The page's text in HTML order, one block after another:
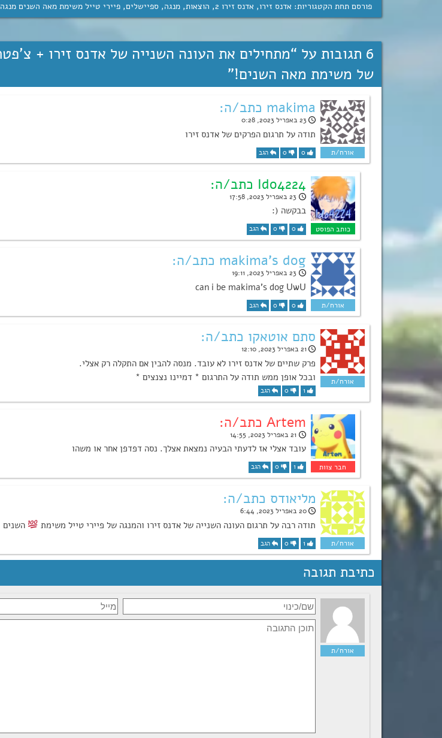
פורסם תחת הקטגוריות: אדנס זירו, אדנס זירו 2 , הוצאות,מנגה,ספיישלים,פיירי טייל משימת מאה השנים מנגה
6 תגובות על “
של משימת מאה השנים!”
makima כתב/ה:
23 באפריל 2023, 0:28
תודה על תרגום הפרקים של אדנס זירו
0
0 הגב
Ido4224 כתב/ה:
23 באפריל 2023, 17:58
בבקשה (:
0
0 הגב
makima's dog כתב/ה:
23 באפריל 2023, 19:11
can i be makima’s dog UwU
0
0 הגב
סתם אוטאקו כתב/ה:
21 באפריל 2023, 12:10
פרק שתיים של אדנס זירו לא עובד. מנסה להבין אם התקלה רק אצלי.
ובכל אופן ממש תודה על התרגום * דמיינו נצנצים *
1
0 הגב
Artem כתב/ה:
21 באפריל 2023, 14:55
עובד אצלי אז לדעתי הבעיה נמצאת אצלך. נסה דפדפן אחר או משהו
1
0 הגב
מליאודס כתב/ה:
20 באפריל 2023, 6:44
תודה רבה על תרגום העונה השנייה של אדנס זירו והמנגה של פיירי טייל משימת השנים
1
0 הגב
כתיבת תגובה